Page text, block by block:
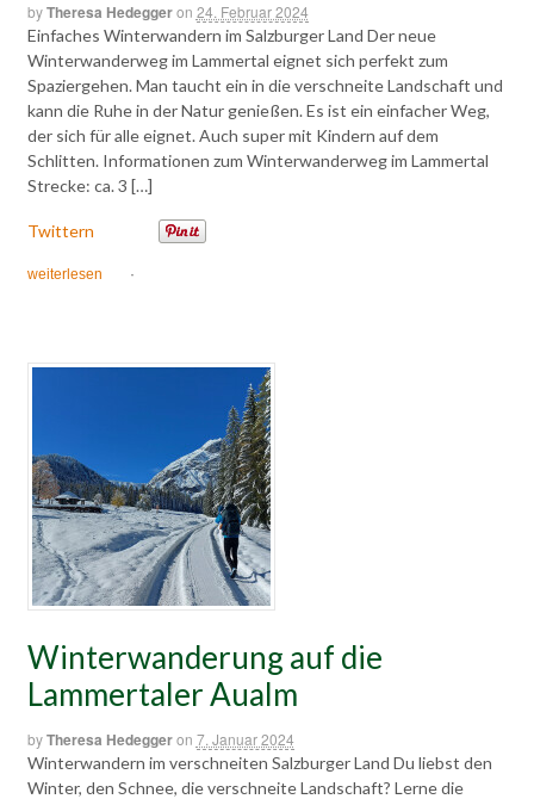
byTheresa Hedeggeron 24. Februar 2024
Einfaches Winterwandern im Salzburger Land Der neue
Winterwanderweg im Lammertal eignet sich perfekt zum
Spaziergehen. Man taucht ein in die verschneite Landschaft und
kann die Ruhe in der Natur genießen. Es ist ein einfacher Weg,
der sich für alle eignet. Auch super mit Kindern auf dem
Schlitten. Informationen zum Winterwanderweg im Lammertal
Strecke: ca. 3 […]
Twittern
weiterlesen ·
Winterwanderung auf die
Lammertaler Aualm
byTheresa Hedeggeron 7. Januar 2024
Winterwandern im verschneiten Salzburger Land Du liebst den
Winter, den Schnee, die verschneite Landschaft? Lerne die